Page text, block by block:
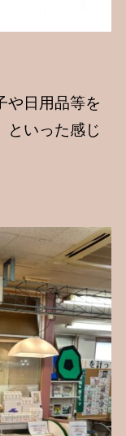
や日用品等を
といった感じ